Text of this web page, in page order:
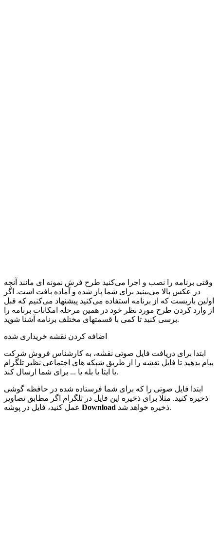
وقتی برنامه را نصب و اجرا می‌کنید طرح فرش نمونه ای مانند آنچه
در عکس بالا می‌بینید برای شما باز شده و آماده بافت است. اگر
اولین باریست که از برنامه استفاده می‌کنید پیشنهاد می‌کنیم که قبل
از وارد کردن طرح مورد نظر خود در همین مرحله امکانات برنامه را
برسی کنید تا کمی با قسمتهای مختلف برنامه آشنا شوید.
اضافه کردن نقشه خریداری شده
ابتدا برای دریافت فایل صوتی نقشه، به کارشناس فروش شرکت
پیام بدهید تا فایل نقشه را از طریق شبکه های اجتماعی نظیر تلگرام
یا ایتا یا بله یا ... برای شما ارسال کند.
ابتدا فایل صوتی را که برای شما فرستاده شده در حافظه گوشی
ذخیره کنید. مثلا برای ذخیره این فایل در تلگرام اگر مطابق تصاویر
Download ذخیره خواهد شد.